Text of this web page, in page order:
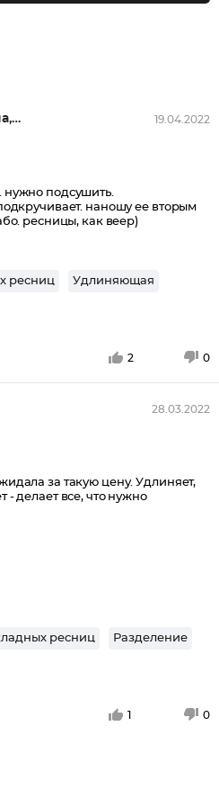
Ксения Анатольевна, Южно-Сахал... 19.04.2022
нужно подсушить.
наношу ее вторым
ресницы, как веер)
ресниц Удлиняющая
2 0
28.03.2022
за такую цену. Удлиняет,
- делает все, что нужно
ресниц Разделение
1 0